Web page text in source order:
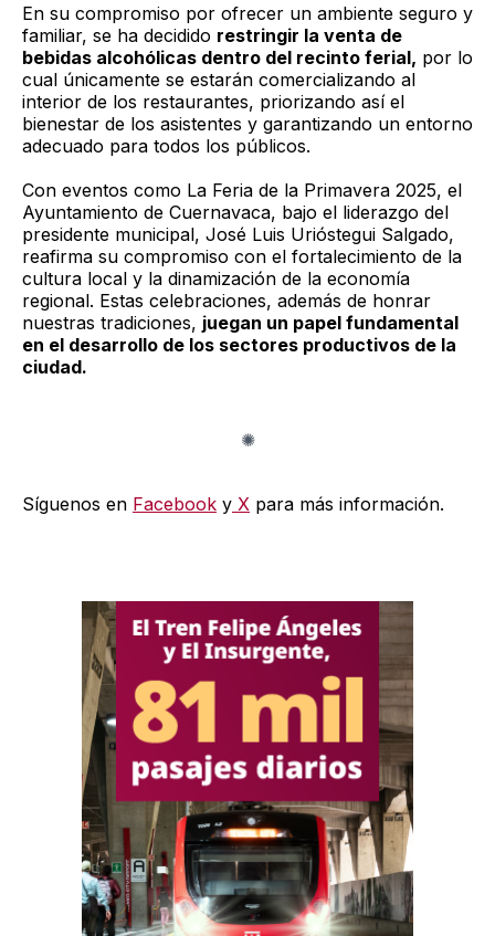
En su compromiso por ofrecer un ambiente seguro y
familiar, se ha decidido restringir la venta de
bebidas alcohólicas dentro del recinto ferial, por lo
cual únicamente se estarán comercializando al
interior de los restaurantes, priorizando así el
bienestar de los asistentes y garantizando un entorno
adecuado para todos los públicos.
Con eventos como La Feria de la Primavera 2025, el
Ayuntamiento de Cuernavaca, bajo el liderazgo del
presidente municipal, José Luis Urióstegui Salgado,
reafirma su compromiso con el fortalecimiento de la
cultura local y la dinamización de la economía
regional. Estas celebraciones, además de honrar
nuestras tradiciones, juegan un papel fundamental
en el desarrollo de los sectores productivos de la
ciudad.
Síguenos en Facebook y X para más información.